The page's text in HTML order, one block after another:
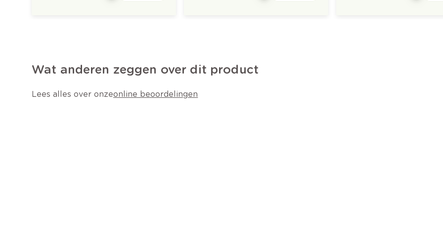
Wat anderen zeggen over dit product
Lees alles over onzeonline beoordelingen